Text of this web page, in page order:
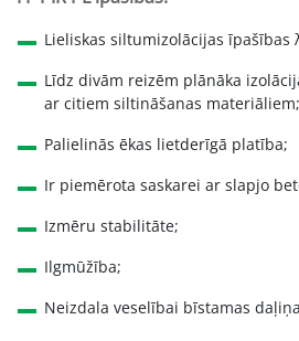
Lieliskas siltumizolācijas īpašības
Līdz divām reizēm plānāka
ar citiem siltināšanas materiāliem;
Palielinās ēkas lietderīgā platība;
Ir piemērota saskarei ar slapjo
Izmēru stabilitāte;
Ilgmūžība;
Neizdala veselībai bīstamas